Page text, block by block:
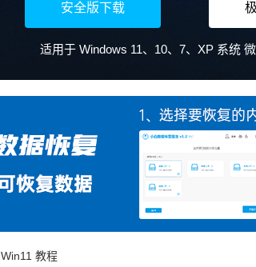
安全版下载
适用于 Windows 11、10、7、XP 系统
Win11 教程